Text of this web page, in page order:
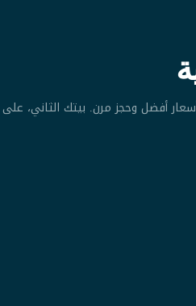
أفضل وحجز مرن. بيتك الثاني، على